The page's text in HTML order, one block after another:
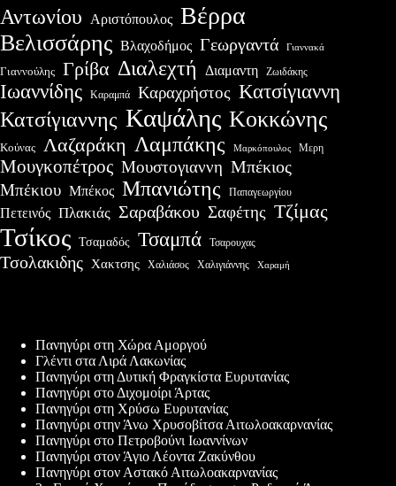
Αντωνίου Αριστόπουλος Βέρρα
Βελισσάρης Βλαχοδήμος Γεωργαντά Γιαννακά
Γιαννούλης Γρίβα Διαλεχτή Διαμαντη Ζωιδάκης
Ιωαννίδης Καραμπά Καραχρήστος Κατσίγιαννη
Κατσίγιαννης Καψάλης Κοκκώνης
Κούνας Λαζαράκη Λαμπάκης Μαρκόπουλος Μερη
Μουγκοπέτρος Μουστογιαννη Μπέκιος
Μπέκιου Μπέκος Μπανιώτης Παπαγεωργίου
Πετεινός Πλακιάς Σαραβάκου Σαφέτης Τζίμας
Τσίκος Τσαμαδός Τσαμπά Τσαρουχας
Τσολακιδης Χακτσης Χαλιάσος Χαλιγιάννης Χαραμή
Πανηγύρι στη Χώρα Αμοργού
Γλέντι στα Λιρά Λακωνίας
Πανηγύρι στη Δυτική Φραγκίστα Ευρυτανίας
Πανηγύρι στο Διχομοίρι Άρτας
Πανηγύρι στη Χρύσω Ευρυτανίας
Πανηγύρι στην Άνω Χρυσοβίτσα Αιτωλοακαρνανίας
Πανηγύρι στο Πετροβούνι Ιωαννίνων
Πανηγύρι στον Άγιο Λέοντα Ζακύνθου
Πανηγύρι στον Αστακό Αιτωλοακαρνανίας